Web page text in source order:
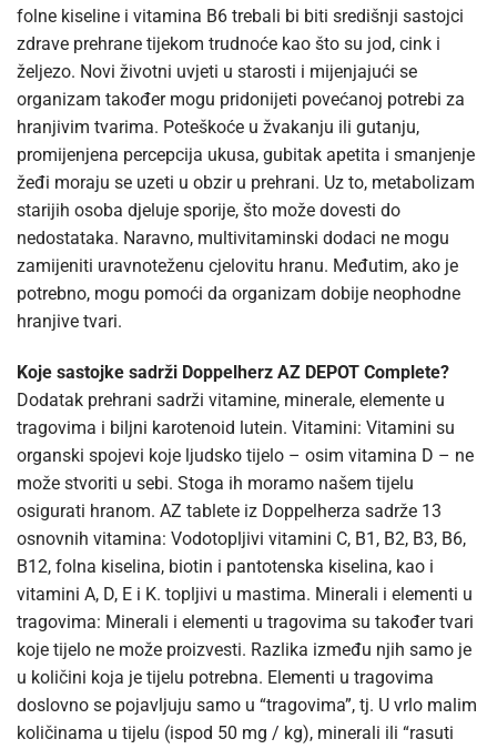
folne kiseline i vitamina B6 trebali bi biti središnji sastojci
zdrave prehrane tijekom trudnoće kao što su jod, cink i
željezo. Novi životni uvjeti u starosti i mijenjajući se
organizam također mogu pridonijeti povećanoj potrebi za
hranjivim tvarima. Poteškoće u žvakanju ili gutanju,
promijenjena percepcija ukusa, gubitak apetita i smanjenje
žeđi moraju se uzeti u obzir u prehrani. Uz to, metabolizam
starijih osoba djeluje sporije, što može dovesti do
nedostataka. Naravno, multivitaminski dodaci ne mogu
zamijeniti uravnoteženu cjelovitu hranu. Međutim, ako je
potrebno, mogu pomoći da organizam dobije neophodne
hranjive tvari.
Koje sastojke sadrži Doppelherz AZ DEPOT Complete?
Dodatak prehrani sadrži vitamine, minerale, elemente u
tragovima i biljni karotenoid lutein. Vitamini: Vitamini su
organski spojevi koje ljudsko tijelo – osim vitamina D – ne
može stvoriti u sebi. Stoga ih moramo našem tijelu
osigurati hranom. AZ tablete iz Doppelherza sadrže 13
osnovnih vitamina: Vodotopljivi vitamini C, B1, B2, B3, B6,
B12, folna kiselina, biotin i pantotenska kiselina, kao i
vitamini A, D, E i K. topljivi u mastima. Minerali i elementi u
tragovima: Minerali i elementi u tragovima su također tvari
koje tijelo ne može proizvesti. Razlika između njih samo je
u količini koja je tijelu potrebna. Elementi u tragovima
doslovno se pojavljuju samo u “tragovima”, tj. U vrlo malim
količinama u tijelu (ispod 50 mg / kg), minerali ili “rasuti